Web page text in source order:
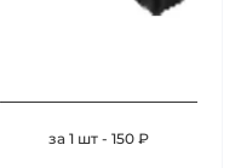
за 1 шт - 150 ₽